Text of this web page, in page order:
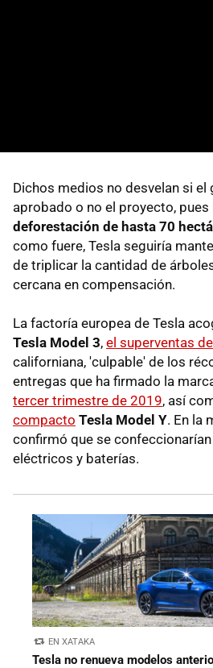
Dichos medios no desvelan si el
aprobado o no el proyecto, pues
deforestación de hasta 70
como fuere, Tesla seguiría
de triplicar la cantidad de
cercana en compensación.
La factoría europea de Tesla
Tesla Model 3, el superventas
californiana, 'culpable' de los
entregas que ha firmado la
tercer trimestre de 2019, así
compacto Tesla Model Y. En la
confirmó que se
eléctricos y baterías.
EN XATAKA
Tesla no renueva modelos